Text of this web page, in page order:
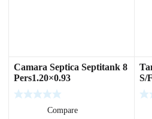
Camara Septica Septitank 8
Pers1.20×0.93
Compare
S/